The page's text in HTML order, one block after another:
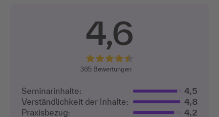
4,6
365 Bewertungen
Seminarinhalte:
4,5
Verständlichkeit der Inhalte:
4,8
Praxisbezug:
4,2